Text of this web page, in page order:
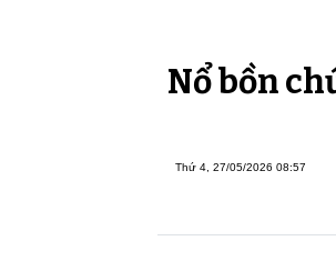
Nổ bồn
Thứ 4, 27/05/2026 08:57